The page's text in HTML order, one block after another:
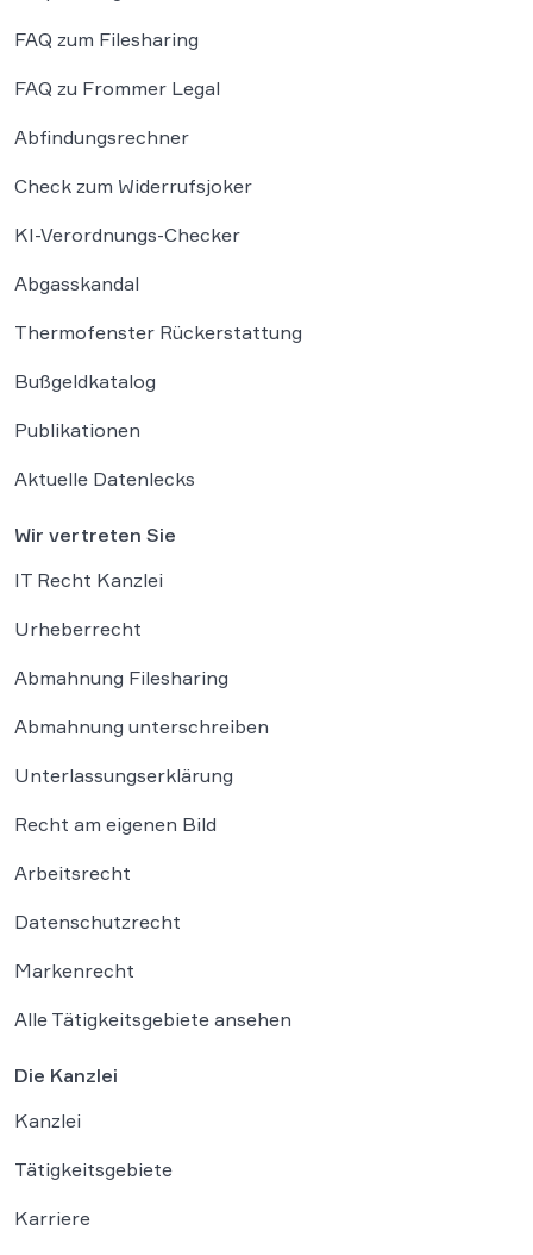
FAQ zum Filesharing
FAQ zu Frommer Legal
Abfindungsrechner
Check zum Widerrufsjoker
KI-Verordnungs-Checker
Abgasskandal
Thermofenster Rückerstattung
Bußgeldkatalog
Publikationen
Aktuelle Datenlecks
Wir vertreten Sie
IT Recht Kanzlei
Urheberrecht
Abmahnung Filesharing
Abmahnung unterschreiben
Unterlassungserklärung
Recht am eigenen Bild
Arbeitsrecht
Datenschutzrecht
Markenrecht
Alle Tätigkeitsgebiete ansehen
Die Kanzlei
Kanzlei
Tätigkeitsgebiete
Karriere